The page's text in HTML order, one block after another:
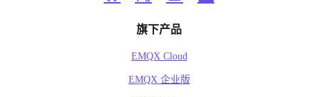
旗下产品
EMQX Cloud
EMQX 企业版